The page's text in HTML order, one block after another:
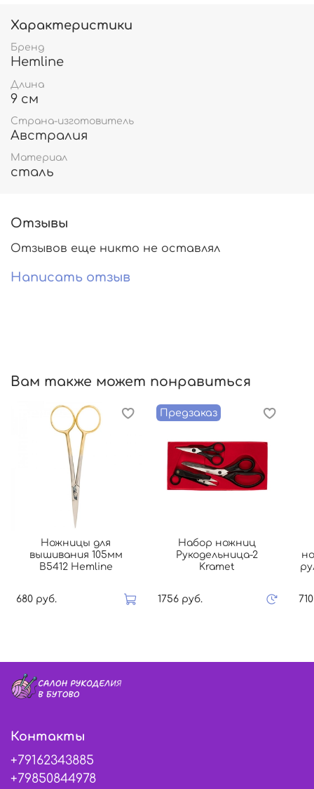
Характеристики
Бренд
Hemline
Длина
9 см
Страна-изготовитель
Австралия
Материал
сталь
Отзывы
Отзывов еще никто не оставлял
Написать отзыв
Вам также может понравиться
Ножницы для
вышивания 105мм
B5412 Hemline
680 руб.
Предзаказ
Набор ножниц
Рукодельница-2
Kramet
1756 руб.
Контакты
+79162343885
+79850844978